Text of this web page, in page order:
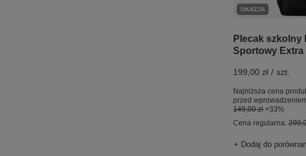
OKAZJA
Plecak szkolny
Sportowy Extra
199,00 zł / szt.
Najniższa cena
przed
149,00 zł +33%
Cena regularna:
+ Dodaj do